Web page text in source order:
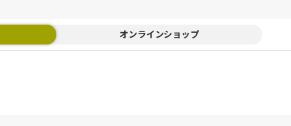
オンラインショップ